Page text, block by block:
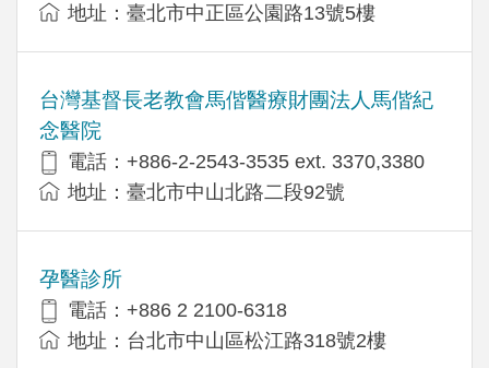
地址：臺北市中正區公園路13號5樓
台灣基督長老教會馬偕醫療財團法人馬偕紀
念醫院
電話：+886-2-2543-3535 ext. 3370,3380
地址：臺北市中山北路二段92號
孕醫診所
電話：+886 2 2100-6318
地址：台北市中山區松江路318號2樓